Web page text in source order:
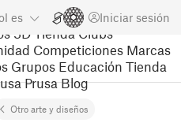
es Iniciar sesión
3D Tienda Clubs
Competiciones Marcas
Grupos Educación Tienda
Prusa Blog
Otro arte y diseños